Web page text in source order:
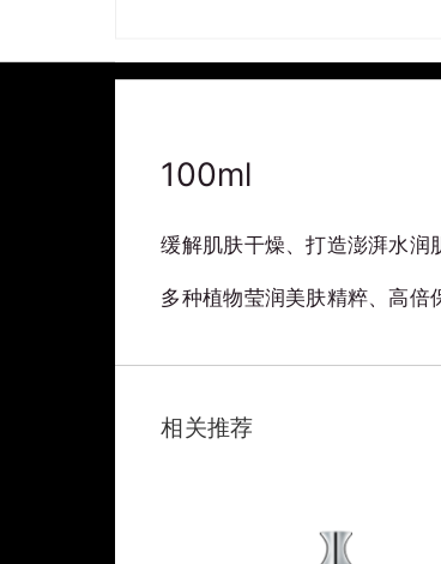
100ml
缓解肌肤干燥、打造澎湃水润
多种植物莹润美肤精粹、高倍
相关推荐